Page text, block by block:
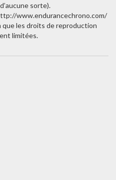
sorte).
www.endurancechrono.com/
les droits de reproduction
limitées.